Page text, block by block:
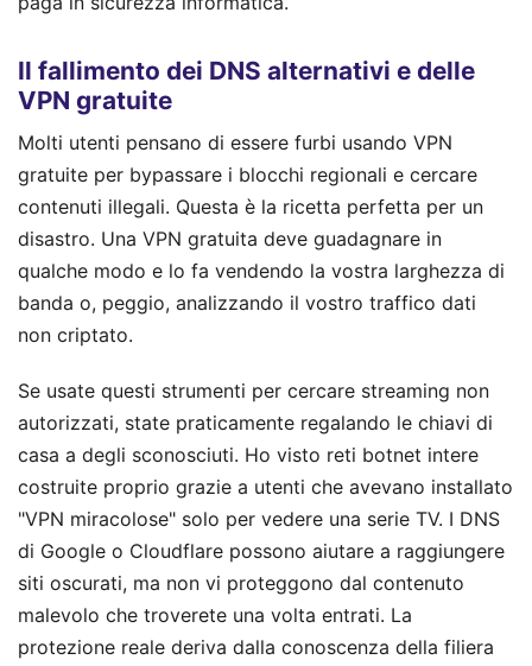
Il fallimento dei DNS alternativi e delle
VPN gratuite
Molti utenti pensano di essere furbi usando VPN
gratuite per bypassare i blocchi regionali e cercare
contenuti illegali. Questa è la ricetta perfetta per un
disastro. Una VPN gratuita deve guadagnare in
qualche modo e lo fa vendendo la vostra larghezza di
banda o, peggio, analizzando il vostro traffico dati
non criptato.
Se usate questi strumenti per cercare streaming non
autorizzati, state praticamente regalando le chiavi di
casa a degli sconosciuti. Ho visto reti botnet intere
costruite proprio grazie a utenti che avevano installato
"VPN miracolose" solo per vedere una serie TV. I DNS
di Google o Cloudflare possono aiutare a raggiungere
siti oscurati, ma non vi proteggono dal contenuto
malevolo che troverete una volta entrati. La
protezione reale deriva dalla conoscenza della filiera